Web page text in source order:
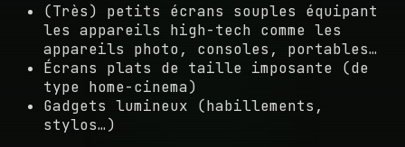
(Très) petits écrans souples équipant
les appareils high-tech comme les
appareils photo, consoles, portables…
Écrans plats de taille imposante (de
type home-cinema)
Gadgets lumineux (habillements,
stylos…)